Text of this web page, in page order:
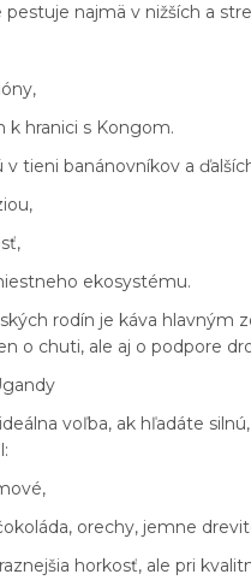
pestuje najmä v nižších a
k hranici s Kongom.
v tieni banánovníkov a
ekosystému.
rodín je káva hlavným
o chuti, ale aj o podpore
voľba, ak hľadáte
orechy, jemne
horkosť, ale pri